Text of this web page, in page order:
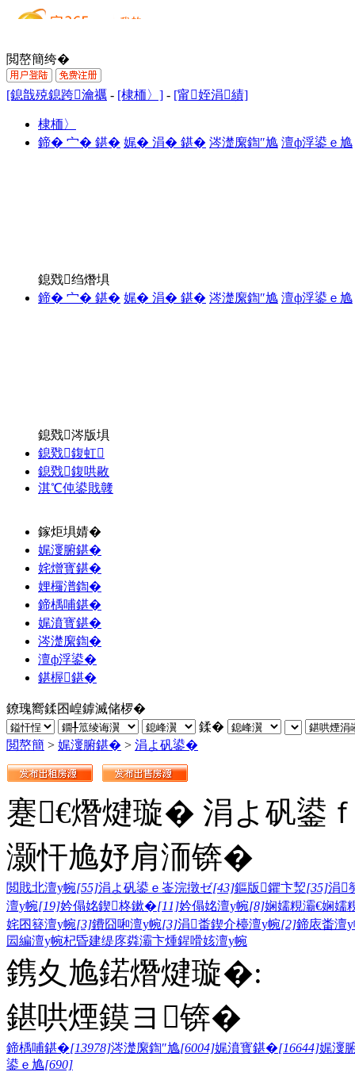
閲嶅簡绔�
[鎴戠殑鎴跨瀹禲 - [棣栭〉] - [甯姪涓績]
棣栭〉
鍗� 宀� 鍖� 娓� 涓� 鍖� 涔濋緳鍧″尯 澶ф浮鍙ｅ尯
鎴戣绉熸埧
鍗� 宀� 鍖� 娓� 涓� 鍖� 涔濋緳鍧″尯 澶ф浮鍙ｅ尯
鎴戣涔版埧
鎴戣鍑虹
鎴戣鍑哄敭
淇℃伅鍙戝竷
鎵炬埧婧�
娓濅腑鍖�
姹熷寳鍖�
娌欏潽鍧�
鍗楀哺鍖�
娓濆寳鍖�
涔濋緳鍧�
澶ф浮鍙�
鍖楃鍖�
鐐瑰嚮鍒囨崲鎼滅储椤�
鍒�
閲嶅簡 > 娓濅腑鍖� > 涓よ矾鍙�
蹇€熸煡璇� 涓よ矾鍙
灏忓尯妤肩洏锛�
閲戝北澶у帵[55]涓よ矾鍙ｅ崟浣撴ゼ[43]鏂版鑺卞洯[35]涓
澶у帵[19]妗傝姳鍥柊鏉�[11]妗傝姳澶у帵[8]娴嬬粯灞€娴嬬
姹囨簮澶у帵[3]鐨囧啝澶у帵[3]涓畨鍥介檯澶у帵[2]鍗庡畨澶
囩編澶у帵杞昏建缇庝粦灞卞煄鍟嗗姟澶у帵
鎸夊尯鍩熸煡璇�:
鍖哄煙鏌ヨ锛�
鍗楀哺鍖�[13978]涔濋緳鍧″尯[6004]娓濆寳鍖�[16644]娓濅
鍙ｅ尯[690]